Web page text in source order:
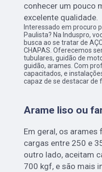
conhecer um pouco
excelente qualidade.
Interessado em procuro
Paulista? Na Induspro,
busca ao se tratar de
CHAPAS. Oferecemos
tubulares, guidão de
guidão, arames. Com
capacitados, e
capaz de se destacar de
Arame liso ou
Em geral, os
cargas entre 250 e
outro lado, aceitam
700 kgf, e são mais